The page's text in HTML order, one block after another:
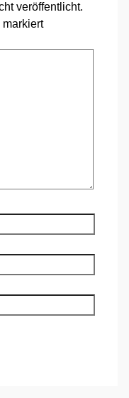
veröffentlicht.
markiert